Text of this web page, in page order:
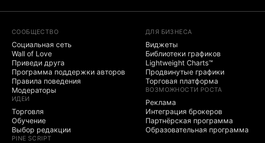
СООБЩЕСТВО
Социальная сеть
Wall of Love
Приведи друга
Программа поддержки авторов
Правила поведения
Модераторы
ИДЕИ
Торговля
Обучение
Выбор редакции
PINE SCRIPT
ДЛЯ БИЗНЕСА
Виджеты
Библиотеки графиков
Lightweight Charts™
Продвинутые графики
Торговая платформа
ВОЗМОЖНОСТИ РОСТА
Реклама
Интеграция брокеров
Партнёрская программа
Образовательная программа